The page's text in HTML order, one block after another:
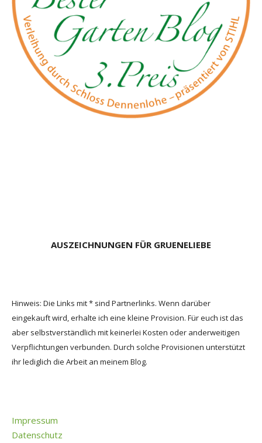
AUSZEICHNUNGEN FÜR GRUENELIEBE
Hinweis: Die Links mit * sind Partnerlinks. Wenn darüber
eingekauft wird, erhalte ich eine kleine Provision. Für euch ist das
aber selbstverständlich mit keinerlei Kosten oder anderweitigen
Verpflichtungen verbunden. Durch solche Provisionen unterstützt
ihr lediglich die Arbeit an meinem Blog.
Impressum
Datenschutz